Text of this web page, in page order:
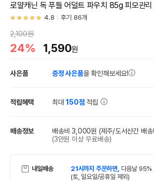
로얄캐닌 독 푸들 어덜트 파우치 85g 피모관리
4.8 후기 86개
2,100원
24% 1,590원
사은품 증정 사은품을 확인해보세요!
적립혜택 최대150점 적립
배송정보 배송비 3,000원 (제주/도서산간 배
(3만원 이상 무료배송)
내일배송 21시까지 주문하면, 다음날 95%
(토, 일요일/공휴일 제외)